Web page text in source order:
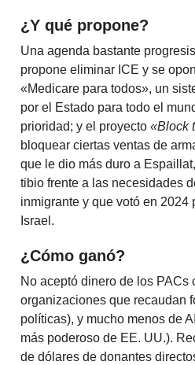
¿Y qué propone?
Una agenda bastante
propone eliminar ICE y se
«Medicare para todos», un
por el Estado para todo el
prioridad; y el proyecto «Block
bloquear ciertas ventas de
que le dio más duro a
tibio frente a las necesidades
inmigrante y que votó en 2024
Israel.
¿Cómo ganó?
No aceptó dinero de los PACs
organizaciones que recaudan
políticas), y mucho menos de
más poderoso de EE. UU.).
de dólares de donantes